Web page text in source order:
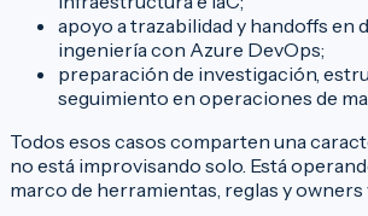
apoyo a trazabilidad y handoffs en
ingeniería con Azure DevOps;
preparación de investigación,
seguimiento en operaciones de
Todos esos casos comparten una
no está improvisando solo. Está
marco de herramientas, reglas y owners